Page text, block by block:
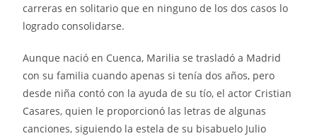
carreras en solitario que en ninguno de los dos casos lo
logrado consolidarse.
Aunque nació en Cuenca, Marilia se trasladó a Madrid
con su familia cuando apenas si tenía dos años, pero
desde niña contó con la ayuda de su tío, el actor Cristian
Casares, quien le proporcionó las letras de algunas
canciones, siguiendo la estela de su bisabuelo Julio